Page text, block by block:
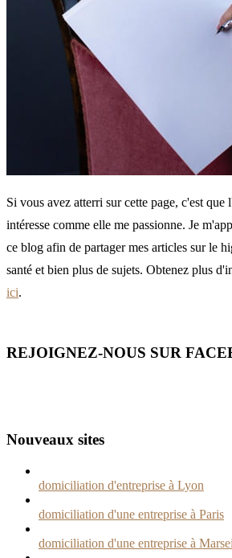
Si vous avez atterri sur cette page, c'est que
intéresse comme elle me passionne. Je
ce blog afin de partager mes articles sur le
santé et bien plus de sujets. Obtenez plus
ici.
REJOIGNEZ-NOUS SUR
Nouveaux sites
domiciliation d'entreprise à Lyon
domiciliation d'une entreprise à Paris
domiciliation d'une entreprise à